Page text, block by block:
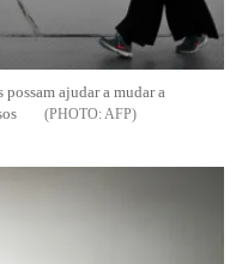
possam ajudar a mudar a
AFP